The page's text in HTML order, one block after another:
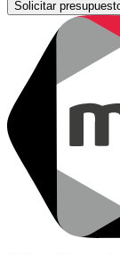
Solicitar